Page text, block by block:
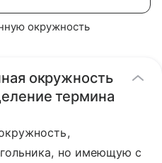
окружность
окружность
термина
но имеющую с